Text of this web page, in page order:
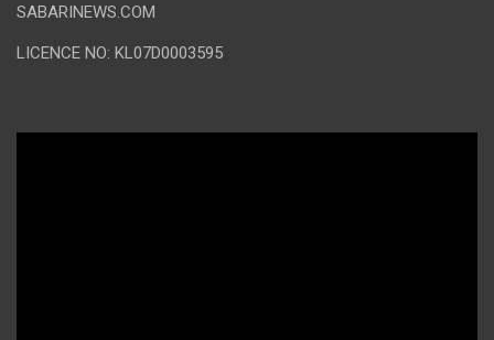
SABARINEWS.COM
LICENCE NO: KL07D0003595